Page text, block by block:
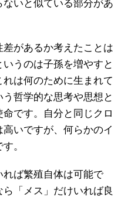
いと似ている部分があ
があるか考えたことは
うのは子孫を増やすと
は何のために生まれて
哲学的な思考や思想と
です。自分と同じクロ
いですが、何らかのイ
。
ば繁殖自体は可能で
「メス」だけいれば良